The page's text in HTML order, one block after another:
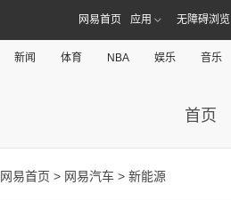
网易首页 应用 无障碍浏览
新闻 体育 NBA 娱乐 音乐
首页
网易首页 > 网易汽车 > 新能源